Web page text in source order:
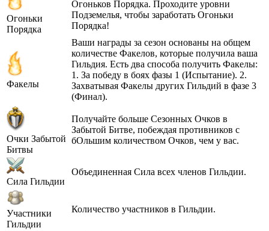
Огоньки
Порядка
Огоньков Порядка. Проходите уровни
Подземелья, чтобы заработать Огоньки
Порядка!
Факелы
Ваши награды за сезон основаны на общем
количестве Факелов, которые получила ваша
Гильдия. Есть два способа получить Факелы:
1. За победу в боях фазы 1 (Испытание). 2.
Захватывая Факелы других Гильдий в фазе 3
(Финал).
Очки Забытой
Битвы
Получайте больше Сезонных Очков в
Забытой Битве, побеждая противников с
бОльшим количеством Очков, чем у вас.
Сила Гильдии
Объединенная Сила всех членов Гильдии.
Участники
Гильдии
Количество участников в Гильдии.